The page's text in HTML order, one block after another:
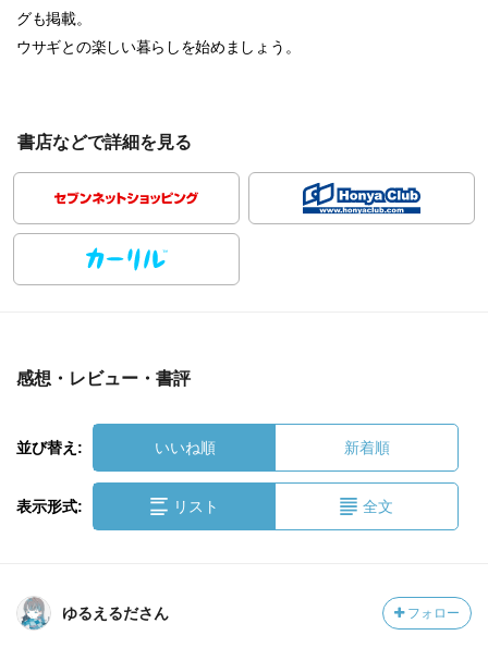
グも掲載。
ウサギとの楽しい暮らしを始めましょう。
書店などで詳細を見る
感想・レビュー・書評
並び替え: いいね順 新着順
表示形式: リスト 全文
ゆるえるださん フォロー